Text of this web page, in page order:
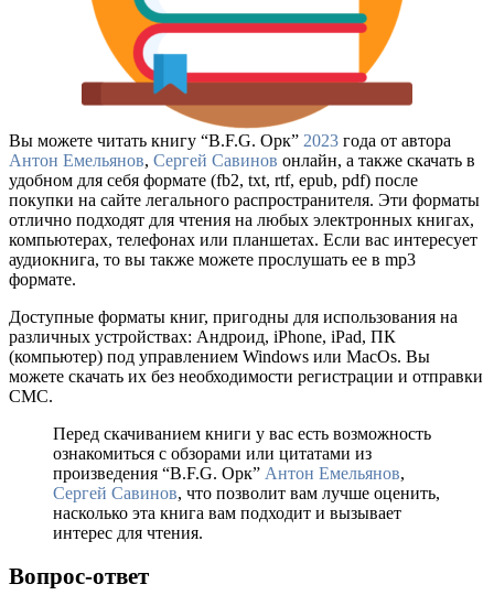
Вы можете читать книгу “B.F.G. Орк” 2023 года от автора
Антон Емельянов, Сергей Савинов онлайн, а также скачать в
удобном для себя формате (fb2, txt, rtf, epub, pdf) после
покупки на сайте легального распространителя. Эти форматы
отлично подходят для чтения на любых электронных книгах,
компьютерах, телефонах или планшетах. Если вас интересует
аудиокнига, то вы также можете прослушать ее в mp3
формате.
Доступные форматы книг, пригодны для использования на
различных устройствах: Андроид, iPhone, iPad, ПК
(компьютер) под управлением Windows или MacOs. Вы
можете скачать их без необходимости регистрации и отправки
СМС.
Перед скачиванием книги у вас есть возможность
ознакомиться с обзорами или цитатами из
произведения “B.F.G. Орк” Антон Емельянов,
Сергей Савинов, что позволит вам лучше оценить,
насколько эта книга вам подходит и вызывает
интерес для чтения.
Вопрос-ответ